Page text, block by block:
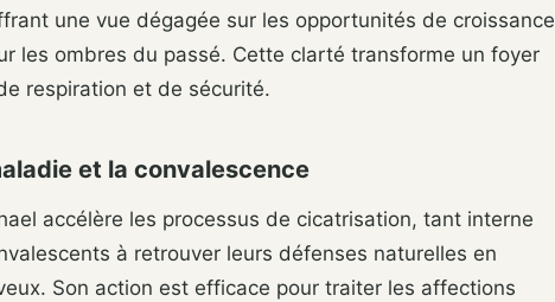
une vue dégagée sur les opportunités de croissance
les ombres du passé. Cette clarté transforme un foyer
respiration et de sécurité.
et la convalescence
accélère les processus de cicatrisation, tant interne
à retrouver leurs défenses naturelles en
Son action est efficace pour traiter les affections